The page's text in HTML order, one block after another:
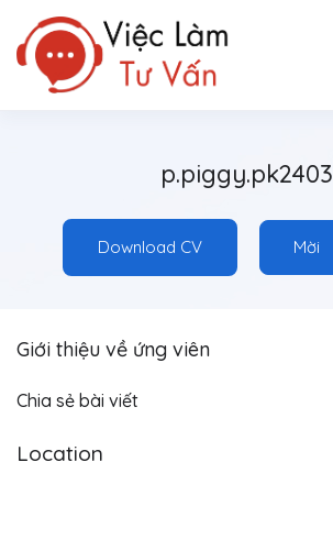
p.piggy.pk2403
Download CV Mời
Giới thiệu về ứng viên
Chia sẻ bài viết
Location